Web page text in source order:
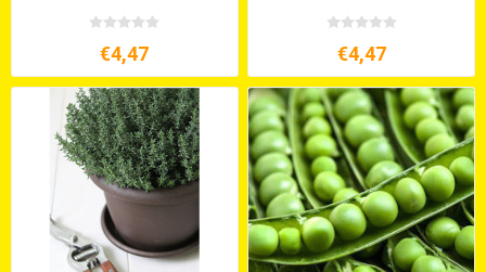
€4,47 €4,47